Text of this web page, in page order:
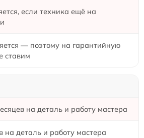
если техника ещё на
— поэтому на гарантийную
ставим
на деталь и работу мастера
на деталь и работу мастера